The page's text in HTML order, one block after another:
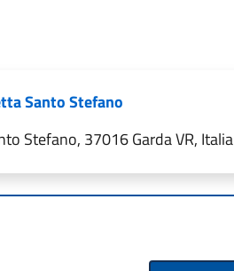
Santo Stefano
Stefano, 37016 Garda VR, Italia